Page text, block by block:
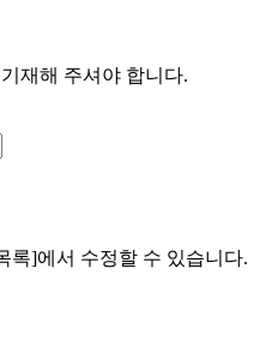
재해 주셔야 합니다.
록]에서 수정할 수 있습니다.